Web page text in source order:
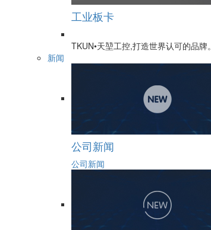
工业板卡
TKUN•天堃工控,打造世界认可的品牌。
新闻
公司新闻
公司新闻